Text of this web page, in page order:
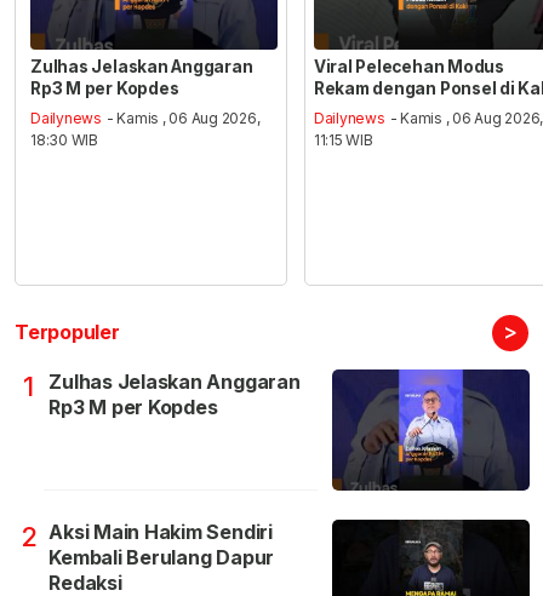
Zulhas Jelaskan Anggaran
Rp3 M per Kopdes
Dailynews - Kamis , 06 Aug 2026,
18:30 WIB
Viral Pelecehan Modus
Rekam dengan Ponsel di
Dailynews - Kamis , 06 Aug 2026,
11:15 WIB
Terpopuler >
1
Zulhas Jelaskan Anggaran
Rp3 M per Kopdes
2 Aksi Main Hakim Sendiri
Kembali Berulang Dapur
Redaksi